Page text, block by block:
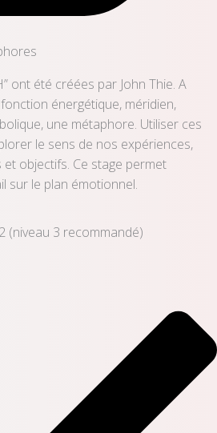
ont été créées par John Thie. A
énergétique, méridien,
une métaphore. Utiliser ces
le sens de nos expériences,
objectifs. Ce stage permet
sur le plan émotionnel.
(niveau 3 recommandé)